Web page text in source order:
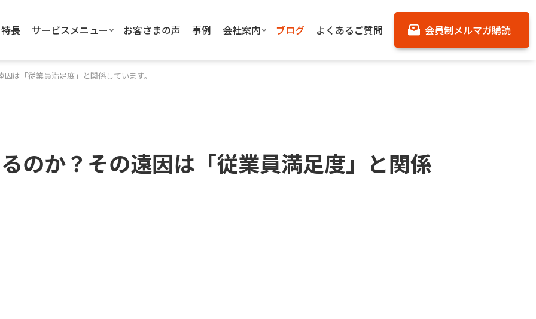
特長 サービスメニュー お客さまの声 事例 会社案内 ブログ よくあるご質問 会員制メルマガ購読
は「従業員満足度」と関係しています。
のか？その遠因は「従業員満足度」と関係